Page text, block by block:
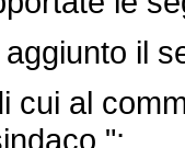
il
cui al